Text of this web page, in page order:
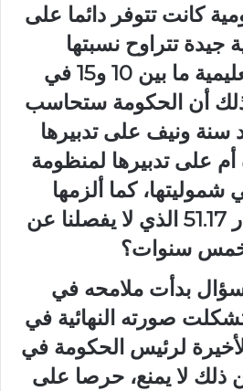
كانت تتوفر دائما على
تتراوح نسبتها
حسب الأسلاك التعليمية ما بين 10 و15 في
ذلك أن الحكومة ستحاسب
سنة ونيف على تدبيرها
على تدبيرها لمنظومة
شموليتها، كما ألزمها
بذلك القانون الإطار 51.17 الذي لا يفصلنا عن
خمس سنوات؟
بدأت ملامحه في
صورته النهائية في
لرئيس الحكومة في
لا يمنع، حرصا على